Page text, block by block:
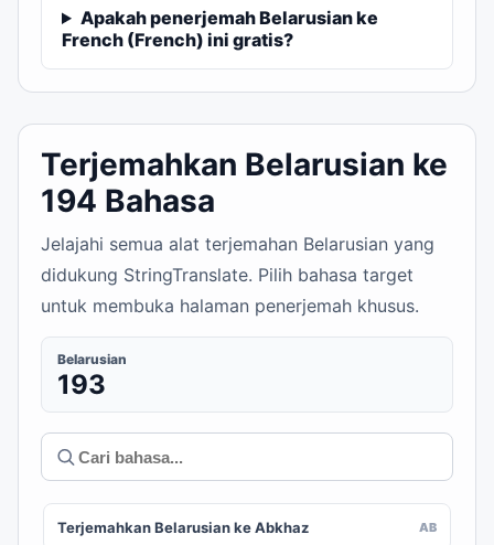
Apakah penerjemah Belarusian ke
French (French) ini gratis?
Terjemahkan Belarusian ke
194 Bahasa
Jelajahi semua alat terjemahan Belarusian yang
didukung StringTranslate. Pilih bahasa target
untuk membuka halaman penerjemah khusus.
Belarusian
193
Terjemahkan Belarusian ke Abkhaz AB